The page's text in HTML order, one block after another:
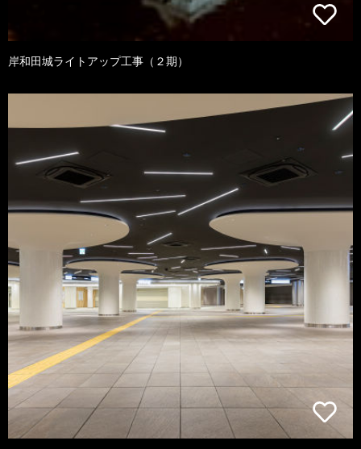
岸和田城ライトアップ工事（２期）